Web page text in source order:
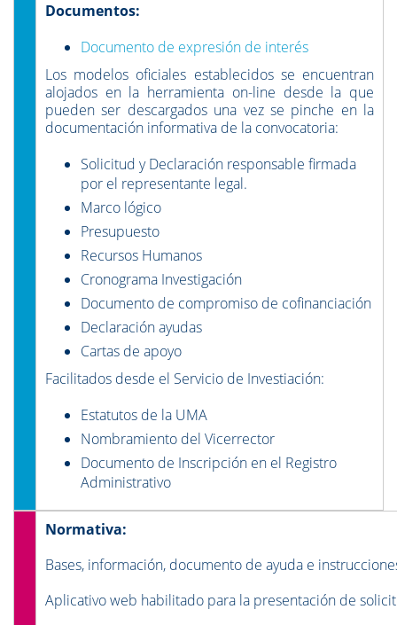
Documentos:
Documento de expresión de interés
Los modelos oficiales establecidos se encuentran
alojados en la herramienta on-line desde la que
pueden ser descargados una vez se pinche en la
documentación informativa de la convocatoria:
Solicitud y Declaración responsable firmada
por el representante legal.
Marco lógico
Presupuesto
Recursos Humanos
Cronograma Investigación
Documento de compromiso de cofinanciación
Declaración ayudas
Cartas de apoyo
Facilitados desde el Servicio de Investiación:
Estatutos de la UMA
Nombramiento del Vicerrector
Documento de Inscripción en el Registro
Administrativo
Normativa:
Bases, información, documento de ayuda e
Aplicativo web habilitado para la presentación de